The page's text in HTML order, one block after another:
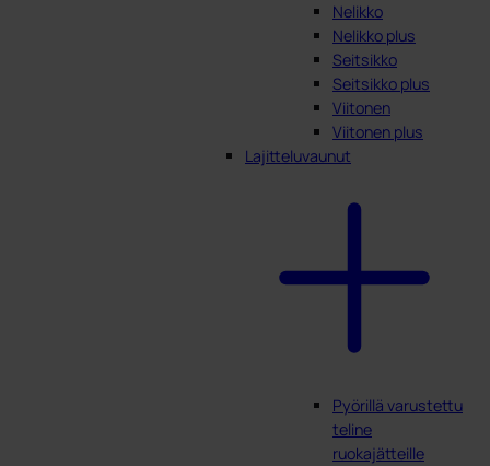
Nelikko
Nelikko plus
Seitsikko
Seitsikko plus
Viitonen
Viitonen plus
Lajitteluvaunut
Pyörillä varustettu
teline
ruokajätteille